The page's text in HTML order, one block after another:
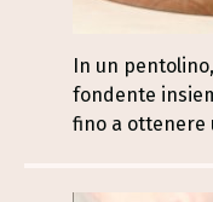
In un
fondente
fino a ottenere